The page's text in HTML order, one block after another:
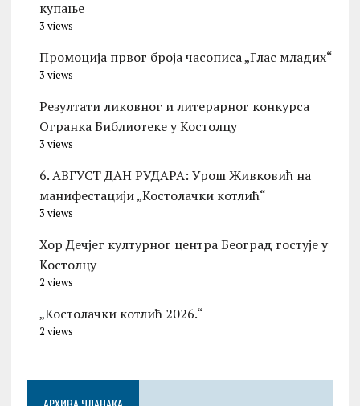
купање
3 views
Промоција првог броја часописа „Глас младих“
3 views
Резултати ликовног и литерарног конкурса
Огранка Библиотеке у Костолцу
3 views
6. АВГУСТ ДАН РУДАРА: Урош Живковић на
манифестацији „Костолачки котлић“
3 views
Хор Дечјег културног центра Београд гостује у
Костолцу
2 views
„Костолачки котлић 2026.“
2 views